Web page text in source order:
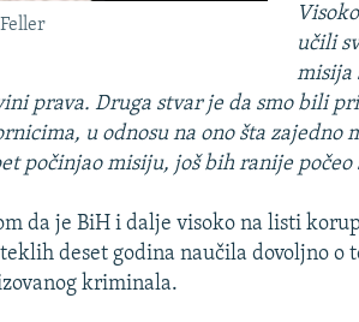
učili
misija
prava. Druga stvar je da smo bili
u odnosu na ono šta
počinjao misiju, još bih ranije počeo
da je BiH i dalje visoko na listi
deset godina naučila dovoljno
kriminala.